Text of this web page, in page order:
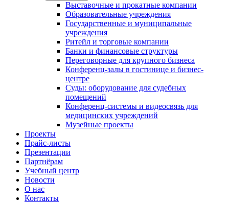
Выставочные и прокатные компании
Образовательные учреждения
Государственные и муниципальные
учреждения
Ритейл и торговые компании
Банки и финансовые структуры
Переговорные для крупного бизнеса
Конференц-залы в гостинице и бизнес-
центре
Суды: оборудование для судебных
помещений
Конференц-системы и видеосвязь для
медицинских учреждений
Музейные проекты
Проекты
Прайс-листы
Презентации
Партнёрам
Учебный центр
Новости
О нас
Контакты